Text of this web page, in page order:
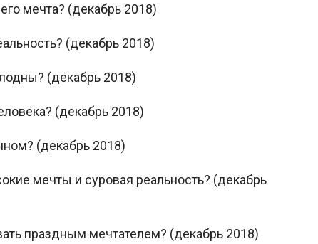
мечта? (декабрь 2018)
(декабрь 2018)
(декабрь 2018)
(декабрь 2018)
(декабрь 2018)
мечты и суровая реальность? (декабрь
праздным мечтателем? (декабрь 2018)